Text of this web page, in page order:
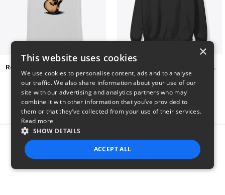
Raised on Country Since 85
$23
Jon Dretto "Painkiller" Merch Collection
$39
Report this product
×
This website uses cookies
We use cookies to personalise content, ads and to analyse
our traffic. We also share information about your use of our
site with our advertising and analytics partners who may
combine it with other information that you’ve provided to
them or that they’ve collected from your use of their services.
Read more
SHOW DETAILS
ACCEPT ALL
STRICTLY NECESSARY PERFORMANCE